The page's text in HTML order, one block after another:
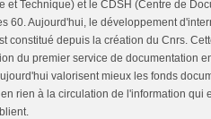
et Technique) et le CDSH (Centre de
60. Aujourd'hui, le développement
constitué depuis la création du Cnrs.
du premier service de documentation
valorisent mieux les fonds
rien à la circulation de l'information qui